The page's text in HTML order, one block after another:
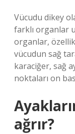
Vücudu dikey
farklı organlar
organlar,
vücudun sağ
karaciğer, sağ
noktaları on
ağrır?